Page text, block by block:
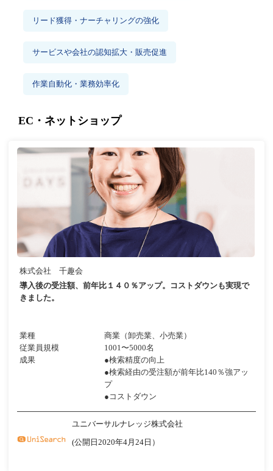
リード獲得・ナーチャリングの強化
サービスや会社の認知拡大・販売促進
作業自動化・業務効率化
EC・ネットショップ
株式会社 千趣会
導入後の受注額、前年比１４０％アップ。コストダウンも実現で
きました。
業種
商業（卸売業、小売業）
従業員規模
1001〜5000名
成果
●検索精度の向上
●検索経由の受注額が前年比140％強アッ
プ
●コストダウン
ユニバーサルナレッジ株式会社
(公開日2020年4月24日）